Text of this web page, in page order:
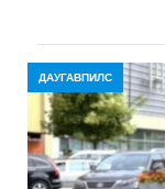
ДАУГАВПИЛС